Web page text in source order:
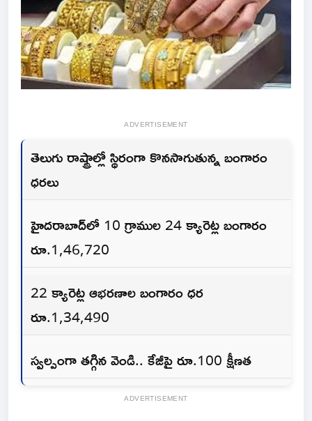
ADVERTISEMENT
తెలుగు రాష్ట్రాల్లో స్థిరంగా కొనసాగుతున్న బంగారం
ధరలు
హైదరాబాద్‌లో 10 గ్రాముల 24 క్యారెట్ల బంగారం
రూ.1,46,720
22 క్యారెట్ల ఆభరణాల బంగారం ధర
రూ.1,34,490
స్వల్పంగా తగ్గిన వెండి.. కేజీపై రూ.100 క్షీణత
ADVERTISEMENT